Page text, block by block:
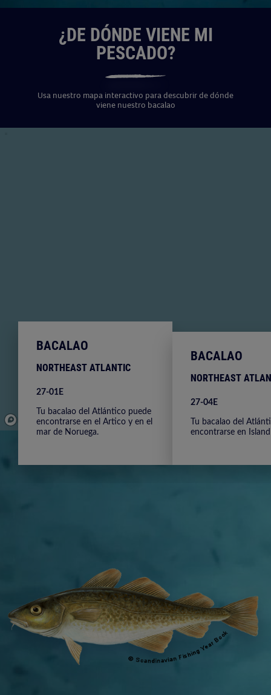
¿DE DÓNDE VIENE MI
PESCADO?
Usa nuestro mapa interactivo para descubrir de dónde
viene nuestro bacalao
© Mapbox © OpenStreetMap Improve this map© Maxar
BACALAO
NORTHEAST ATLANTIC
27-01E
Tu bacalao del Atlántico puede
encontrarse en el Artico y en el
mar de Noruega.
BACALAO
NORTHEAST
27-04E
Tu bacalao del
encontrarse en